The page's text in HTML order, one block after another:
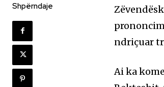
Shpërndaje
ndriçuar
Ai ka